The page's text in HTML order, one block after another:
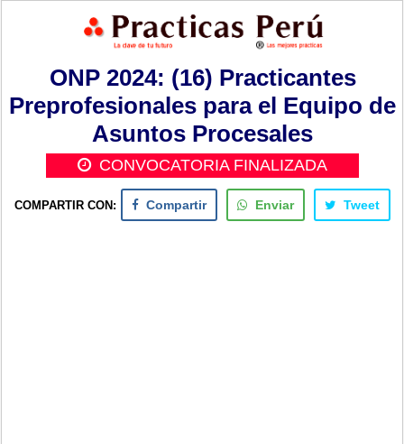
ONP 2024: (16) Practicantes
Preprofesionales para el Equipo de
Asuntos Procesales
CONVOCATORIA FINALIZADA
COMPARTIR CON: Compartir Enviar Tweet